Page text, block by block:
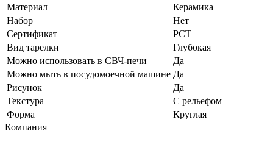
Материал
Керамика
Набор
Нет
Сертификат
РСТ
Вид тарелки
Глубокая
Можно использовать в СВЧ-печи
Да
Можно мыть в посудомоечной машине Да
Рисунок
Да
Текстура
С рельефом
Форма
Круглая
Компания